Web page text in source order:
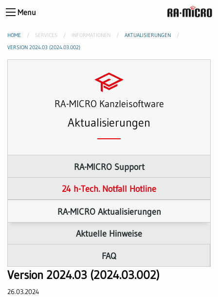
Menu
HOME SERVICES INFORMATIONEN
AKTUALISIERUNGEN
VERSION 2024.03 (2024.03.002)
RA-MICRO Kanzleisoftware
Aktualisierungen
RA-MICRO Support
24 h-Tech. Notfall Hotline
RA-MICRO Aktualisierungen
Aktuelle Hinweise
FAQ
Version 2024.03 (2024.03.002)
26.03.2024